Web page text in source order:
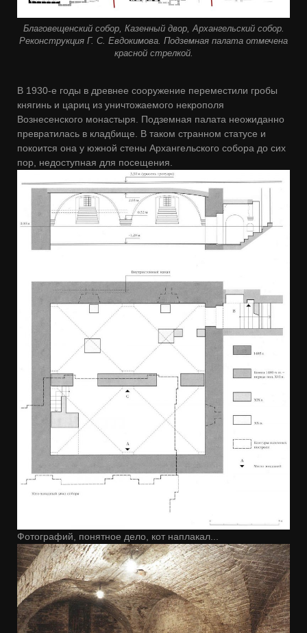
Благовещенский собор, Казенный двор, Архангельский собор.
Реконструкция Г. С. Евдокимова. Подземная палата отмечена
красной стрелкой.
В 1930-е годы в древнее сооружение переместили гробы
княгинь и цариц из уничтожаемого некрополя
Вознесенского монастыря. Подземная палата неожиданно
превратилась в кладбище. В таком странном статусе и
покоится она у южной стены Архангельского собора до сих
пор, недоступная для посещения.
Фотографий, понятное дело, кот наплакал...